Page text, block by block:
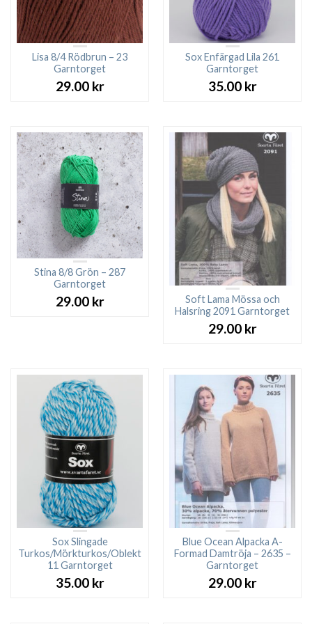
Lisa 8/4 Rödbrun – 23
Garntorget
29.00 kr
Sox Enfärgad Lila 261
Garntorget
35.00 kr
Stina 8/8 Grön – 287
Garntorget
29.00 kr
Soft Lama Mössa och
Halsring 2091 Garntorget
29.00 kr
Sox Slingade
Turkos/Mörkturkos/Oblekt
11 Garntorget
35.00 kr
Blue Ocean Alpacka A-
Formad Damtröja – 2635 –
Garntorget
29.00 kr